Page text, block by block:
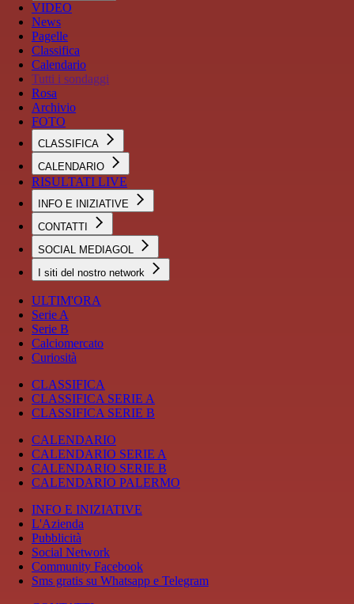
VIDEO
News
Pagelle
Classifica
Calendario
Tutti i sondaggi
Rosa
Archivio
FOTO
CLASSIFICA
CALENDARIO
RISULTATI LIVE
INFO E INIZIATIVE
CONTATTI
SOCIAL MEDIAGOL
I siti del nostro network
ULTIM'ORA
Serie A
Serie B
Calciomercato
Curiosità
CLASSIFICA
CLASSIFICA SERIE A
CLASSIFICA SERIE B
CALENDARIO
CALENDARIO SERIE A
CALENDARIO SERIE B
CALENDARIO PALERMO
INFO E INIZIATIVE
L'Azienda
Pubblicità
Social Network
Community Facebook
Sms gratis su Whatsapp e Telegram